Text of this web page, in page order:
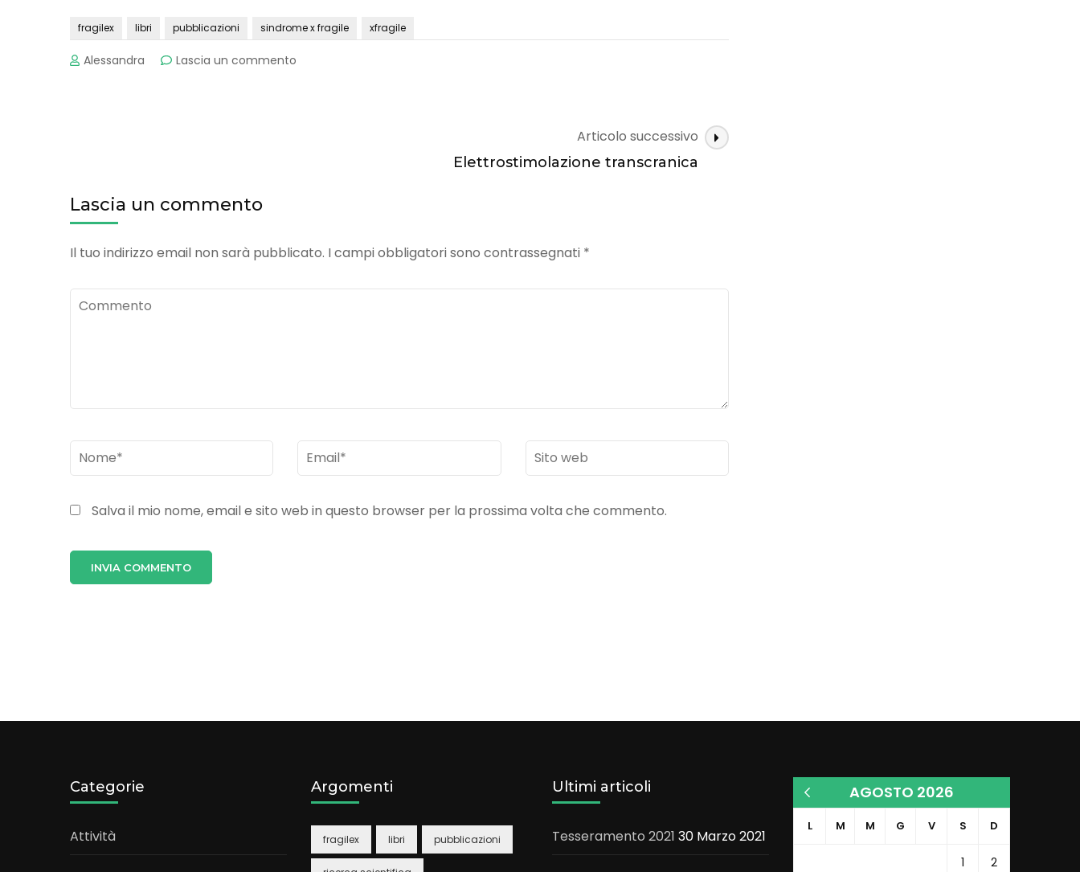
fragilex libri pubblicazioni sindrome x fragile xfragile
Alessandra Lascia un commento
Articolo successivo
Elettrostimolazione transcranica
Lascia un commento
Il tuo indirizzo email non sarà pubblicato. I campi obbligatori sono contrassegnati *
Commento
Nome* Email*
Sito
web
Salva il mio nome, email e sito web in questo browser per la prossima volta che commento.
Categorie
Attività
Argomenti
fragilex libri pubblicazioni
Ultimi articoli
Tesseramento 2021 30 Marzo 2021
AGOSTO 2026
L M M G V S D
1 2